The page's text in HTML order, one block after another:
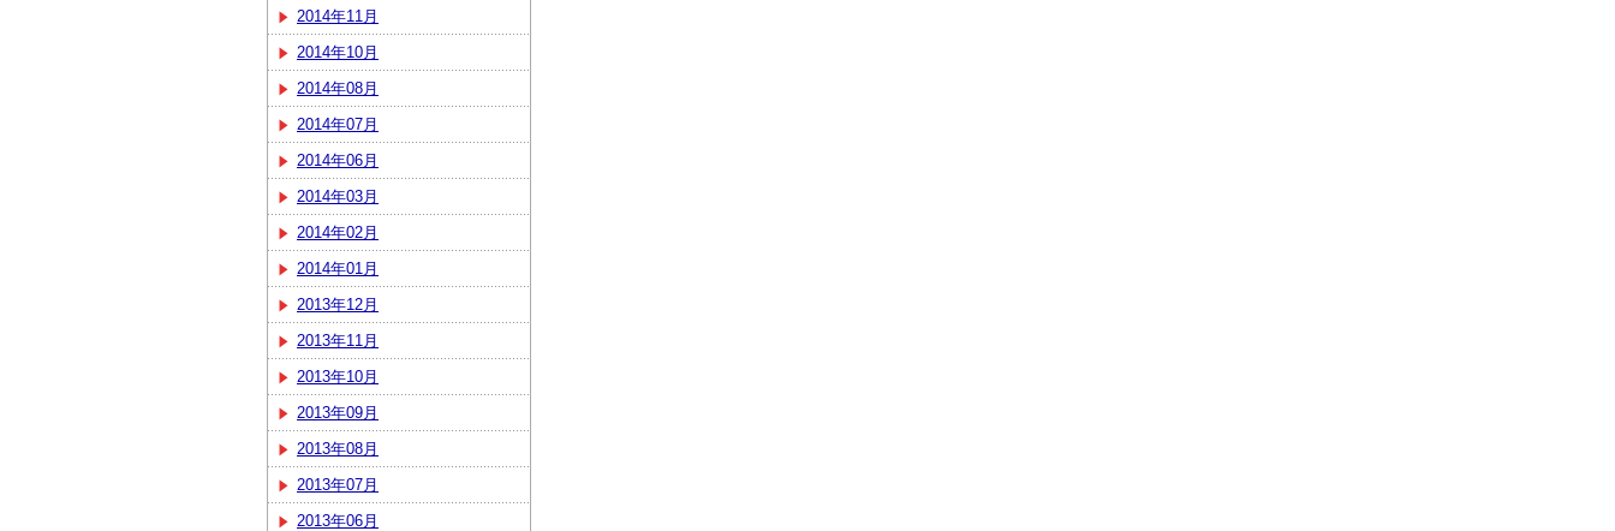
2014年11月
2014年10月
2014年08月
2014年07月
2014年06月
2014年03月
2014年02月
2014年01月
2013年12月
2013年11月
2013年10月
2013年09月
2013年08月
2013年07月
2013年06月